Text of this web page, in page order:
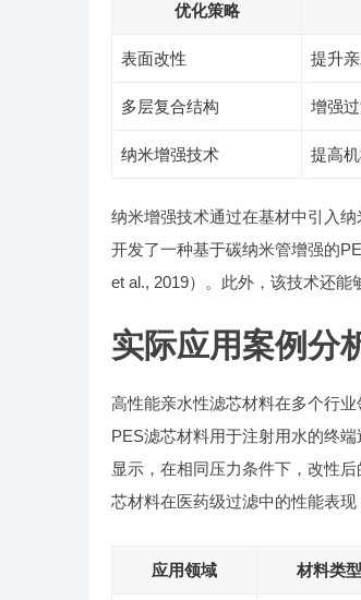
优化策略
表面改性 提升
多层复合结构 增强
纳米增强技术 提高
纳米增强技术通过在基材中引入
开发了一种基于碳纳米管增强的
et al., 2019）。此外，该技术还能
实际应用案例分
高性能亲水性滤芯材料在多个行
PES滤芯材料用于注射用水的终
显示，在相同压力条件下，改性
芯材料在医药级过滤中的性能表现
应用领域 材料类型